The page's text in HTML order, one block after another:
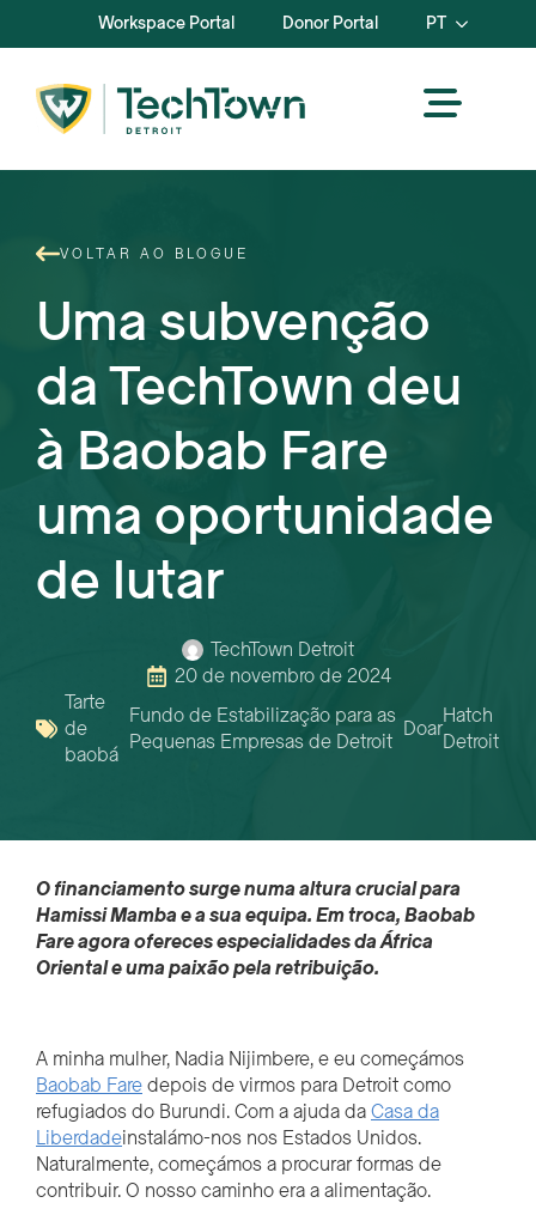
Workspace Portal Donor Portal PT
VOLTAR AO BLOGUE
Uma subvenção
da TechTown deu
à Baobab Fare
uma oportunidade
de lutar
TechTown Detroit
20 de novembro de 2024
Tarte
de
baobá
Fundo de Estabilização para as
Pequenas Empresas de Detroit DoarHatch
Detroit
O financiamento surge numa altura crucial para
HamissiMamba e a sua equipa. Em troca,Baobab
Fareagoraoferecesespecialidades da África
Oriental e uma paixão pela retribuição.
A minha mulher, Nadia Nijimbere, e eu começámos
Baobab Faredepois de virmos para Detroit como
refugiados do Burundi. Com a ajuda daCasa da
Liberdadeinstalámo-nos nos Estados Unidos.
Naturalmente, começámos a procurar formas de
contribuir. O nosso caminho era a alimentação.